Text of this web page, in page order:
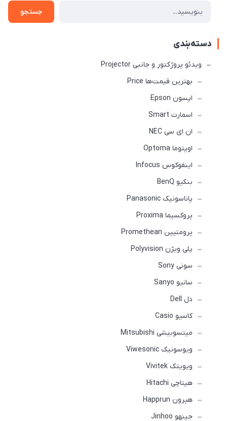
جستجو
دسته‌بندی
ویدئو پروژکتور و جانبی Projector
بهترین قیمت‌ها Price
اپسون Epson
اسمارت Smart
ان ای سی NEC
اوپتوما Optoma
اینفوکوس Infocus
بنکیو BenQ
پاناسونیک Panasonic
پروکسیما Proxima
پرومتیین Promethean
پلی ویژن Polyvision
سونی Sony
سانیو Sanyo
دل Dell
کاسیو Casio
میتسوبیشی Mitsubishi
ویوسونیک Viwesonic
ویویتک Vivitek
هیتاچی Hitachi
هپرون Happrun
جینهو Jinhoo